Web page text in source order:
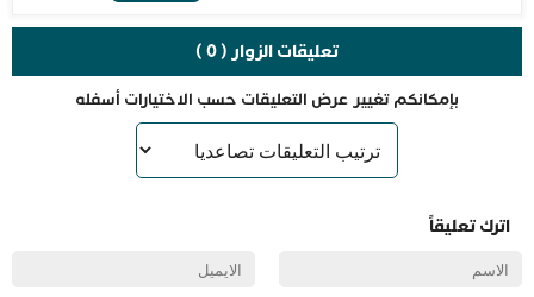
تعليقات الزوار ( 0 )
بإمكانكم تغيير عرض التعليقات حسب الاختيارات أسفله
اترك تعليقاً